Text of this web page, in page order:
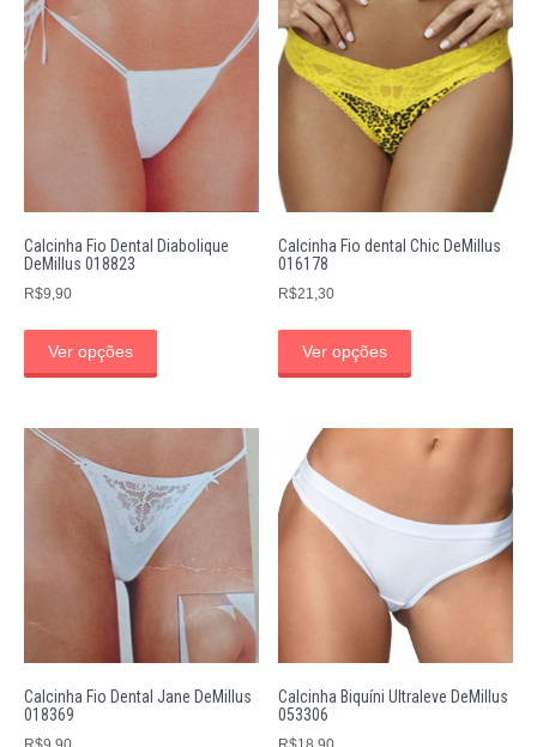
Calcinha Fio Dental Diabolique
DeMillus 018823
R$9,90
Ver opções
Calcinha Fio dental Chic DeMillus
016178
R$21,30
Ver opções
Calcinha Fio Dental Jane DeMillus
018369
Calcinha Biquíni Ultraleve DeMillus
053306